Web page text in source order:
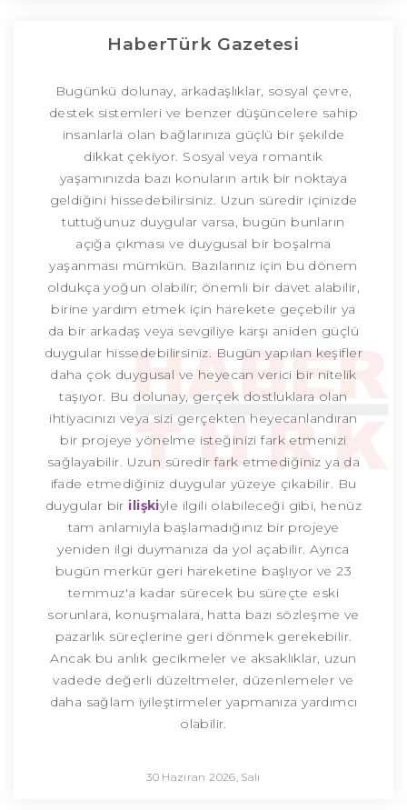
HaberTürk Gazetesi
Bugünkü dolunay, arkadaşlıklar, sosyal çevre,
destek sistemleri ve benzer düşüncelere sahip
insanlarla olan bağlarınıza güçlü bir şekilde
dikkat çekiyor. Sosyal veya romantik
yaşamınızda bazı konuların artık bir noktaya
geldiğini hissedebilirsiniz. Uzun süredir içinizde
tuttuğunuz duygular varsa, bugün bunların
açığa çıkması ve duygusal bir boşalma
yaşanması mümkün. Bazılarınız için bu dönem
oldukça yoğun olabilir; önemli bir davet alabilir,
birine yardım etmek için harekete geçebilir ya
da bir arkadaş veya sevgiliye karşı aniden güçlü
duygular hissedebilirsiniz. Bugün yapılan keşifler
daha çok duygusal ve heyecan verici bir nitelik
taşıyor. Bu dolunay, gerçek dostluklara olan
ihtiyacınızı veya sizi gerçekten heyecanlandıran
bir projeye yönelme isteğinizi fark etmenizi
sağlayabilir. Uzun süredir fark etmediğiniz ya da
ifade etmediğiniz duygular yüzeye çıkabilir. Bu
duygular bir ilişkiyle ilgili olabileceği gibi, henüz
tam anlamıyla başlamadığınız bir projeye
yeniden ilgi duymanıza da yol açabilir. Ayrıca
bugün merkür geri hareketine başlıyor ve 23
temmuz'a kadar sürecek bu süreçte eski
sorunlara, konuşmalara, hatta bazı sözleşme ve
pazarlık süreçlerine geri dönmek gerekebilir.
Ancak bu anlık gecikmeler ve aksaklıklar, uzun
vadede değerli düzeltmeler, düzenlemeler ve
daha sağlam iyileştirmeler yapmanıza yardımcı
olabilir.
30 Haziran 2026, Salı